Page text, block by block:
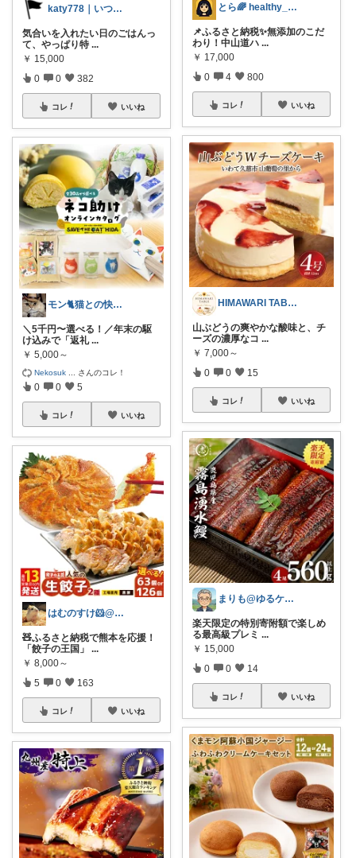
katy778｜いつも有難うございます✨
気合いを入れたい日のごはんっ
て、やっぱり特 ...
￥ 15,000
0 0 382
コレ いいね
モン🐈猫との快適な暮らし
＼5千円〜選べる！／年末の駆
け込みで「返礼 ...
￥ 5,000～
Nekosuk さんのコレ！
0 0 5
コレ いいね
はむのすけ🐹@美味しいもの&季節の商品
🧸ふるさと納税で熊本を応援！
「餃子の王国」
...
￥ 8,000～
5 0 163
コレ いいね
とら🌈 healthy_simple
📌ふるさと納税✨無添加のこだ
わり！中山道ハ ...
￥ 17,000
0 4 800
コレ いいね
HIMAWARI TABLE🌼
山ぶどうの爽やかな酸味と、チ
ーズの濃厚なコ ...
￥ 7,000～
0 0 15
コレ いいね
まりも@ゆるケア生活
楽天限定の特別寄附額で楽しめ
る最高級プレミ ...
￥ 15,000
0 0 14
コレ いいね